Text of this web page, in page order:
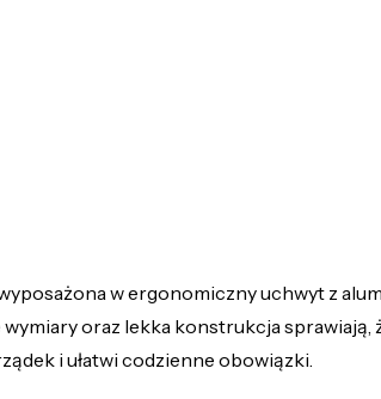
w ergonomiczny uchwyt z
oraz lekka konstrukcja sprawiają,
i ułatwi codzienne obowiązki.